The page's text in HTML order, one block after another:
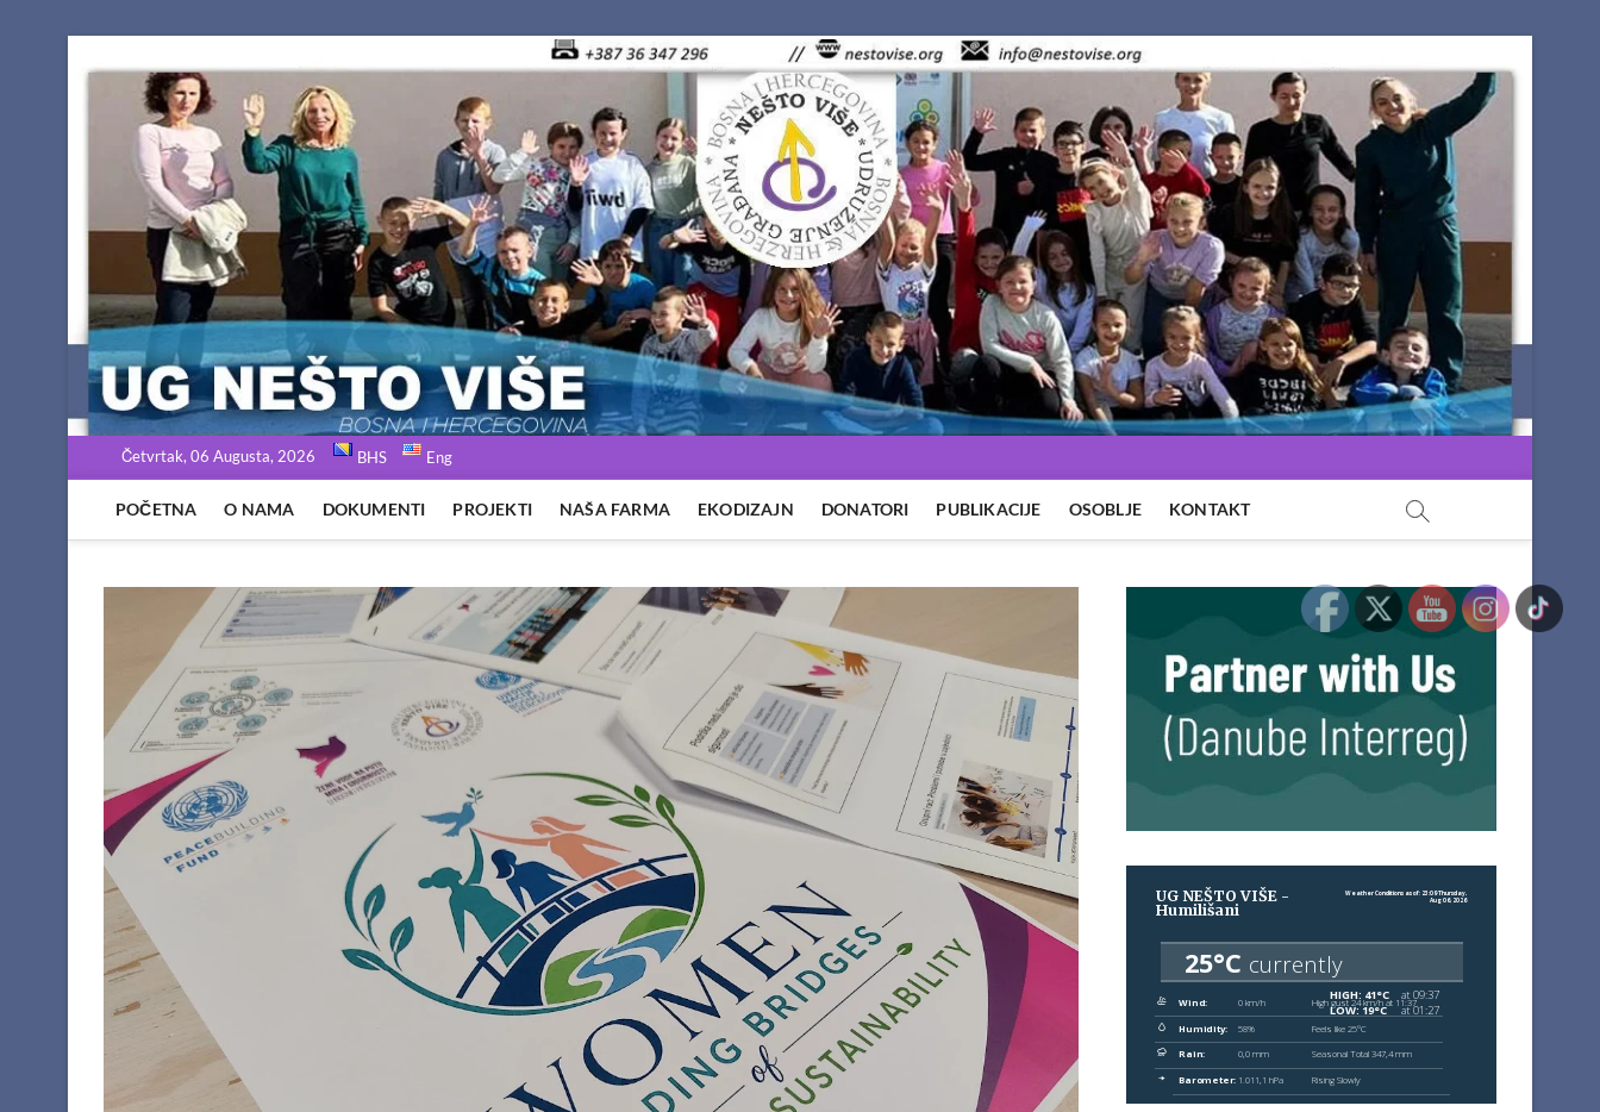
Četvrtak, 06 Augusta, 2026 BHS Eng
POČETNA O NAMA DOKUMENTI PROJEKTI NAŠA FARMA EKODIZAJN DONATORI PUBLIKACIJE OSOBLJE KONTAKT